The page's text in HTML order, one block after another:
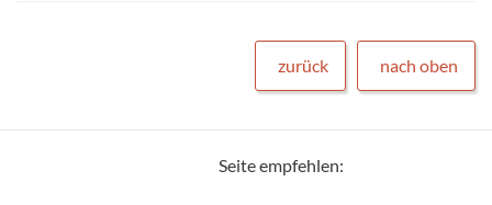
zurück nach oben
Seite empfehlen: